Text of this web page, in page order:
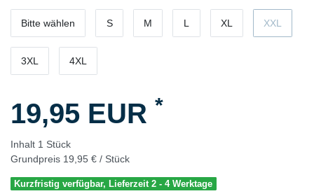
Bitte wählen S M L XL XXL
3XL 4XL
19,95 EUR *
Inhalt 1 Stück
Grundpreis 19,95 € / Stück
Kurzfristig verfügbar, Lieferzeit 2 - 4 Werktage